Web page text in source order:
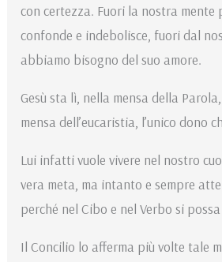
con certezza. Fuori la nostra mente
confonde e indebolisce, fuori dal
abbiamo bisogno del suo amore.
Gesù sta lì, nella mensa della
mensa dell’eucaristia, l’unico dono
Lui infatti vuole vivere nel nostro
vera meta, ma intanto e sempre
perché nel Cibo e nel Verbo si
Il Concilio lo afferma più volte tale